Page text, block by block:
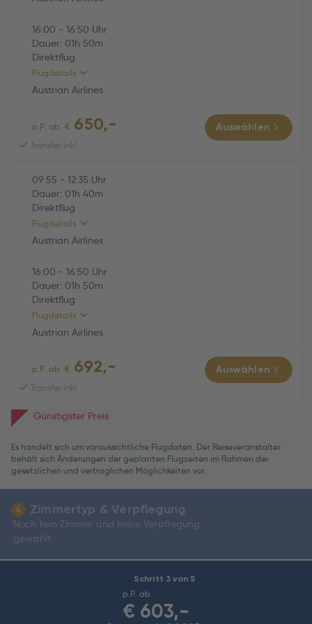
Schritt 3 von 5
p.P. ab
€ 603,-
HINFLUG (Direktflug)
Austrian Airlines (OS823)
Mi., 21.10.2026
12:35 Thessaloniki (SKG)
16:00 - 16:50 Uhr
Dauer: 01h 50m
Direktflug
Flugdetails
Austrian Airlines
RÜCKFLUG (Direktflug) 01h 50m
Mo., 26.10.2026
16:00 Thessaloniki (SKG) -
16:50 Wien (VIE)
Economy
p.P. ab € 650,-
Transfer inkl.
Auswählen
09:55 - 12:35 Uhr
Dauer: 01h 40m
Direktflug
Flugdetails
Austrian Airlines
HINFLUG (Direktflug)
Austrian Airlines (OS823)
Mi., 21.10.2026
12:35 Thessaloniki (SKG)
16:00 - 16:50 Uhr
Dauer: 01h 50m
Direktflug
Flugdetails
Austrian Airlines
RÜCKFLUG (Direktflug) 01h 50m
Mo., 26.10.2026
16:50 Wien (VIE)
Economy
p.P. ab € 692,-
Transfer inkl.
Auswählen
Günstigster Preis
Es handelt sich um voraussichtliche Flugdaten. Der Reiseveranstalter
behält sich Änderungen der geplanten Flugzeiten im Rahmen der
gesetzlichen und vertraglichen Möglichkeiten vor.
4 Zimmertyp & Verpflegung
Noch kein Zimmer und keine Verpflegung
gewählt.